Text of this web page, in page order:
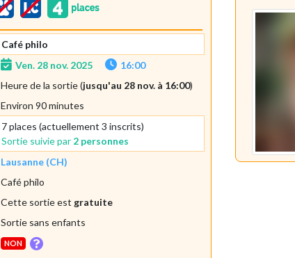
Café philo
Ven. 28 nov. 2025
16:00
Heure de la sortie (jusqu'au 28 nov. à 16:00)
Environ 90 minutes
7 places (actuellement 3 inscrits)
Sortie suivie par 2 personnes
Lausanne (CH)
Café philo
Cette sortie est gratuite
Sortie sans enfants
NON